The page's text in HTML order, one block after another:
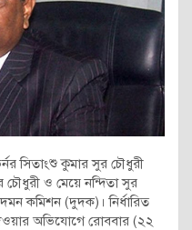
সিতাংশু কুমার সুর চৌধুরী
চৌধুরী ও মেয়ে নন্দিতা সুর
কমিশন (দুদক)। নির্ধারিত
অভিযোগে রোববার (২২